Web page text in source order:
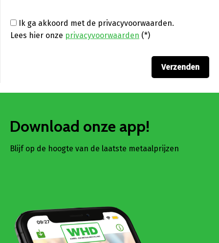
Ik ga akkoord met de privacyvoorwaarden.
Lees hier onze privacyvoorwaarden (*)
Download onze app!
Blijf op de hoogte van de laatste metaalprijzen